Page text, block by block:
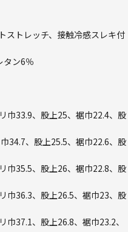
トレッチ、接触冷感スレキ付
ン6％
巾33.9、股上25、裾巾22.4、股
34.7、股上25.5、裾巾22.6、股
巾35.5、股上26、裾巾22.8、股
巾36.3、股上26.5、裾巾23、股
37.1、股上26.8、裾巾23.2、